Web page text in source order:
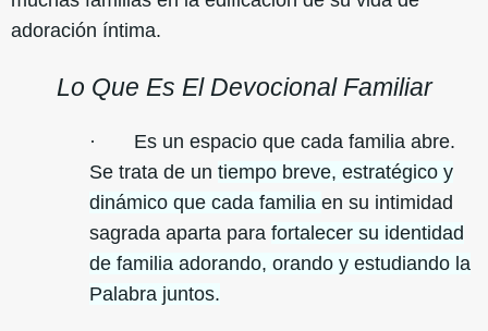
adoración íntima.
Lo Que Es El Devocional Familiar
· Es un espacio que cada familia abre.
Se trata de un tiempo breve, estratégico y
dinámico que cada familia en su intimidad
sagrada aparta para fortalecer su identidad
de familia adorando, orando y estudiando la
Palabra juntos.